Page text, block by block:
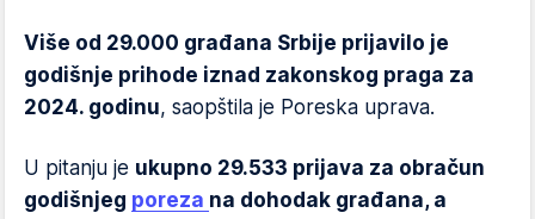
Više od 29.000 građana Srbije prijavilo je
godišnje prihode iznad zakonskog praga za
2024. godinu, saopštila je Poreska uprava.
U pitanju je ukupno 29.533 prijava za obračun
godišnjeg poreza na dohodak građana, a